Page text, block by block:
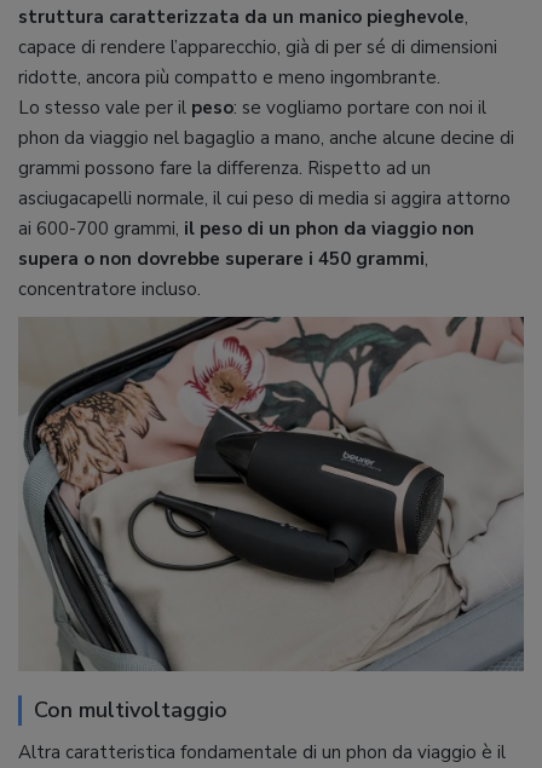
struttura caratterizzata da un manico pieghevole,
capace di rendere l’apparecchio, già di per sé di dimensioni
ridotte, ancora più compatto e meno ingombrante.
Lo stesso vale per il peso: se vogliamo portare con noi il
phon da viaggio nel bagaglio a mano, anche alcune decine di
grammi possono fare la differenza. Rispetto ad un
asciugacapelli normale, il cui peso di media si aggira attorno
ai 600-700 grammi, il peso di un phon da viaggio non
supera o non dovrebbe superare i 450 grammi,
concentratore incluso.
Con multivoltaggio
Altra caratteristica fondamentale di un phon da viaggio è il